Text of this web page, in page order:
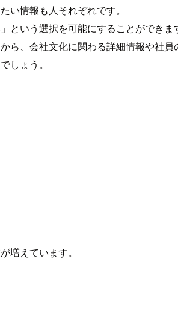
情報も人それぞれです。
いう選択を可能にすることができま
、会社文化に関わる詳細情報や社
しょう。
増えています。